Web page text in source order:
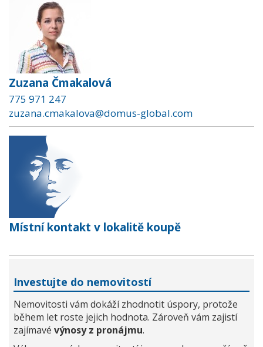
Zuzana Čmakalová
775 971 247
zuzana.cmakalova@domus-global.com
Místní kontakt v lokalitě koupě
Investujte do nemovitostí
Nemovitosti vám dokáží zhodnotit úspory, protože
během let roste jejich hodnota. Zároveň vám zajistí
zajímavé výnosy z pronájmu.